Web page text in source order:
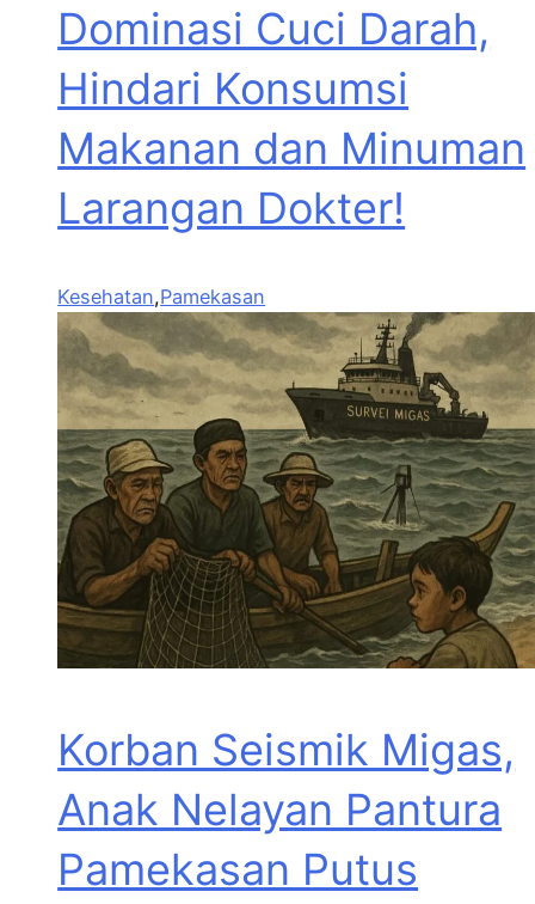
Dominasi Cuci Darah,
Hindari Konsumsi
Makanan dan Minuman
Larangan Dokter!
Kesehatan,Pamekasan
Korban Seismik Migas,
Anak Nelayan Pantura
Pamekasan Putus